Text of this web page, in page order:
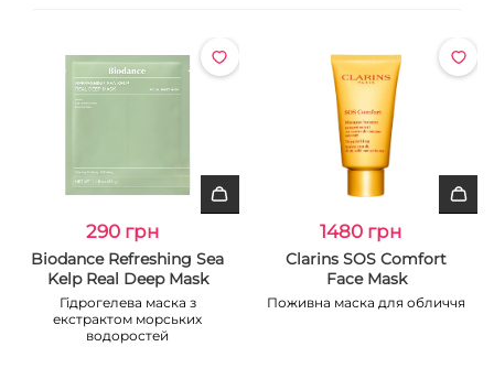
290 грн
Biodance Refreshing Sea
Kelp Real Deep Mask
Гідрогелева маска з
екстрактом морських
водоростей
1480 грн
Clarins SOS Comfort
Face Mask
Поживна маска для обличчя